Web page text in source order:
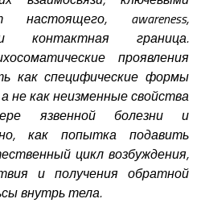
awareness,
контактная граница.
проявления
как специфические формы
не как неизменные свойства
язвенной болезни и
как попытка подавить
цикл возбуждения,
и получения обратной
внутрь тела.